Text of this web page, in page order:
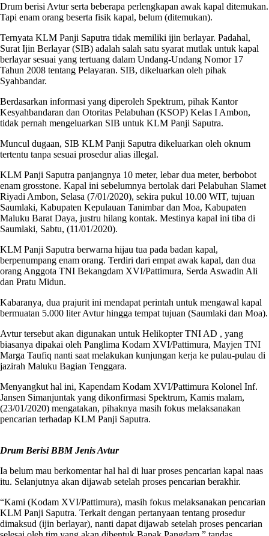
Drum berisi Avtur serta beberapa perlengkapan awak kapal ditemukan.
Tapi enam orang beserta fisik kapal, belum (ditemukan).
Ternyata KLM Panji Saputra tidak memiliki ijin berlayar. Padahal,
Surat Ijin Berlayar (SIB) adalah salah satu syarat mutlak untuk kapal
berlayar sesuai yang tertuang dalam Undang-Undang Nomor 17
Tahun 2008 tentang Pelayaran. SIB, dikeluarkan oleh pihak
Syahbandar.
Berdasarkan informasi yang diperoleh Spektrum, pihak Kantor
Kesyahbandaran dan Otoritas Pelabuhan (KSOP) Kelas I Ambon,
tidak pernah mengeluarkan SIB untuk KLM Panji Saputra.
Muncul dugaan, SIB KLM Panji Saputra dikeluarkan oleh oknum
tertentu tanpa sesuai prosedur alias illegal.
KLM Panji Saputra panjangnya 10 meter, lebar dua meter, berbobot
enam grosstone. Kapal ini sebelumnya bertolak dari Pelabuhan Slamet
Riyadi Ambon, Selasa (7/01/2020), sekira pukul 10.00 WIT, tujuan
Saumlaki, Kabupaten Kepulauan Tanimbar dan Moa, Kabupaten
Maluku Barat Daya, justru hilang kontak. Mestinya kapal ini tiba di
Saumlaki, Sabtu, (11/01/2020).
KLM Panji Saputra berwarna hijau tua pada badan kapal,
berpenumpang enam orang. Terdiri dari empat awak kapal, dan dua
orang Anggota TNI Bekangdam XVI/Pattimura, Serda Aswadin Ali
dan Pratu Midun.
Kabaranya, dua prajurit ini mendapat perintah untuk mengawal kapal
bermuatan 5.000 liter Avtur hingga tempat tujuan (Saumlaki dan Moa).
Avtur tersebut akan digunakan untuk Helikopter TNI AD , yang
biasanya dipakai oleh Panglima Kodam XVI/Pattimura, Mayjen TNI
Marga Taufiq nanti saat melakukan kunjungan kerja ke pulau-pulau di
jazirah Maluku Bagian Tenggara.
Menyangkut hal ini, Kapendam Kodam XVI/Pattimura Kolonel Inf.
Jansen Simanjuntak yang dikonfirmasi Spektrum, Kamis malam,
(23/01/2020) mengatakan, pihaknya masih fokus melaksanakan
pencarian terhadap KLM Panji Saputra.
Drum Berisi BBM Jenis Avtur
Ia belum mau berkomentar hal hal di luar proses pencarian kapal naas
itu. Selanjutnya akan dijawab setelah proses pencarian berakhir.
“Kami (Kodam XVI/Pattimura), masih fokus melaksanakan pencarian
KLM Panji Saputra. Terkait dengan pertanyaan tentang prosedur
dimaksud (ijin berlayar), nanti dapat dijawab setelah proses pencarian